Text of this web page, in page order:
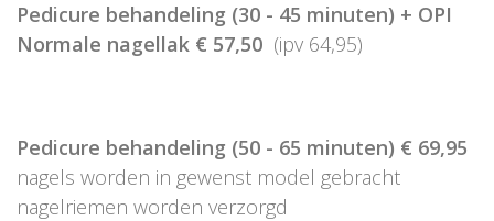
Pedicure behandeling (30 - 45 minuten) + OPI
Normale nagellak € 57,50 (ipv 64,95)
Pedicure behandeling (50 - 65 minuten) € 69,95
nagels worden in gewenst model gebracht
nagelriemen worden verzorgd